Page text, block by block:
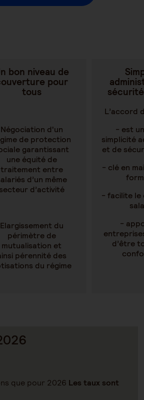
bon niveau de
pour
tous
Négociation d'un
de protection
garantissant
une équité de
traitement entre
d’un même
secteur d’activité
Elargissement du
périmètre de
mutualisation et
pérennité des
du régime
L’accord
- est
simplicité
et de
- clé en
- facilite le
-
d’être
que pour 2026 Les taux sont